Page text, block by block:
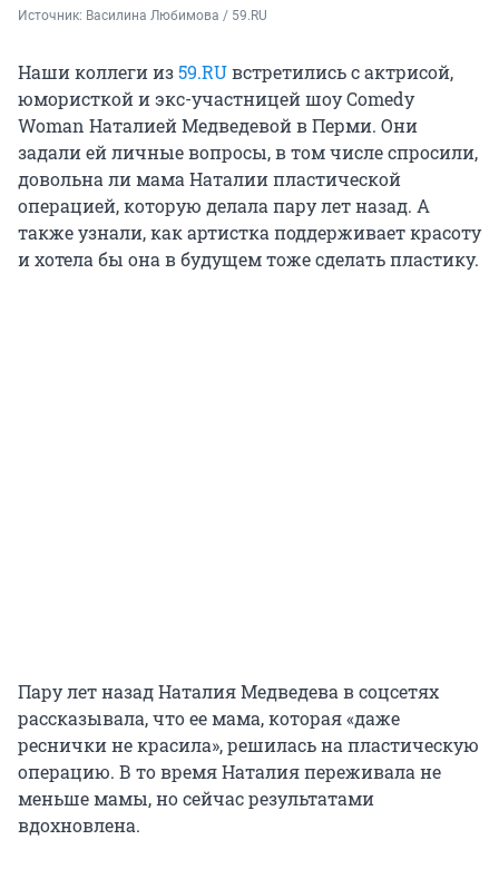
Источник: Василина Любимова / 59.RU
Наши коллеги из59.RUвстретились с актрисой,
юмористкой и экс-участницей шоу Comedy
Woman Наталией Медведевой в Перми. Они
задали ей личные вопросы, в том числе спросили,
довольна ли мама Наталии пластической
операцией, которую делала пару лет назад. А
также узнали, как артистка поддерживает красоту
и хотела бы она в будущем тоже сделать пластику.
Пару лет назад Наталия Медведева в соцсетях
рассказывала, что ее мама, которая «даже
реснички не красила», решилась на пластическую
операцию. В то время Наталия переживала не
меньше мамы, но сейчас результатами
вдохновлена.